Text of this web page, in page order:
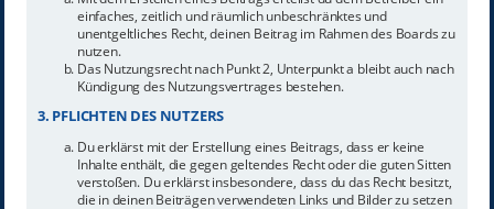
einfaches, zeitlich und räumlich unbeschränktes und
unentgeltliches Recht, deinen Beitrag im Rahmen des Boards zu
nutzen.
Das Nutzungsrecht nach Punkt 2, Unterpunkt a bleibt auch nach
Kündigung des Nutzungsvertrages bestehen.
3. PFLICHTEN DES NUTZERS
Du erklärst mit der Erstellung eines Beitrags, dass er keine
Inhalte enthält, die gegen geltendes Recht oder die guten Sitten
verstoßen. Du erklärst insbesondere, dass du das Recht besitzt,
die in deinen Beiträgen verwendeten Links und Bilder zu setzen